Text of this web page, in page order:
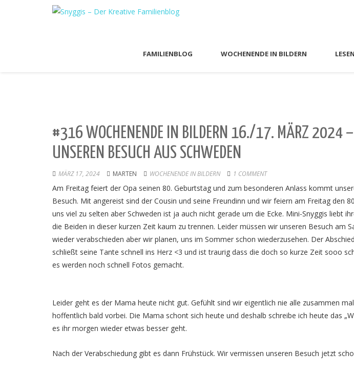
FAMILIENBLOG WOCHENENDE IN BILDERN
#316 WOCHENENDE IN BILDERN 16./17. MÄRZ 2024 –
UNSEREN BESUCH AUS SCHWEDEN
MÄRZ 17, 2024 MARTEN WOCHENENDE IN BILDERN 1 COMMENT
Am Freitag feiert der Opa seinen 80. Geburtstag und zum besonderen Anlass kommt
Besuch. Mit angereist sind der Cousin und seine Freundinn und wir feiern am Freitag den
uns viel zu selten aber Schweden ist ja auch nicht gerade um die Ecke. Mini-Snyggis liebt
die Beiden in dieser kurzen Zeit kaum zu trennen. Leider müssen wir unseren Besuch am
wieder verabschieden aber wir planen, uns im Sommer schon wiederzusehen. Der
schließt seine Tante schnell ins Herz <3 und ist traurig dass die doch so kurze Zeit sooo
es werden noch schnell Fotos gemacht.
Leider geht es der Mama heute nicht gut. Gefühlt sind wir eigentlich nie alle zusammen
hoffentlich bald vorbei. Die Mama schont sich heute und deshalb schreibe ich heute das
es ihr morgen wieder etwas besser geht.
Nach der Verabschiedung gibt es dann Frühstück. Wir vermissen unseren Besuch jetzt